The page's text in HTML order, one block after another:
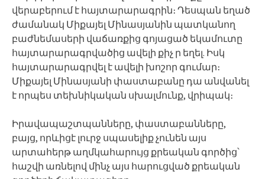
վերաբերում է հայտարարագրին։ Դեսպան եղած
ժամանակ Միքայել Մինասյանին պատկանող
բաժնեմասերի վաճառքից գոյացած եկամուտը
հայտարարագրվածից ավելի քիչ ր եղել. Իսկ
հայտարարագրվել է ավելի խոշոր գումար։
Միքայել Մինասյանի փաստաբանը դա անվանել
է որպես տեխնիկական սխալմունք, վրիպակ։
Իրավապաշտպանները, փաստաբանները,
բայց, որևիցէ լուրջ սպասելիք չունեն այս
արտահերթ աղմկահարույց քրեական գործից՝
հաշվի առնելով մինչ այս հարուցված քրեական